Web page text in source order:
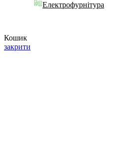
Електрофурнітура
Кошик
закрити